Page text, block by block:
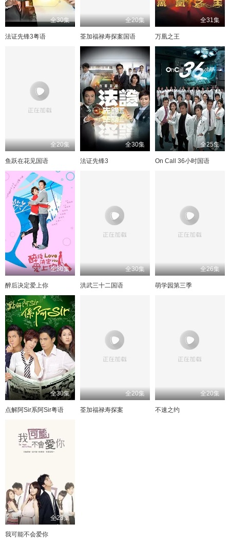
全30集
法证先锋3粤语
全20集
荃加福禄寿探案国语
全31集
万凰之王
全20集
鱼跃在花见国语
全30集
法证先锋3
全25集
On Call 36小时国语
全30集
醉后决定爱上你
全30集
洪武三十二国语
全26集
萌学园第三季
全30集
点解阿Sir系阿Sir粤语
全20集
荃加福禄寿探案
全20集
不速之约
全23集
我可能不会爱你